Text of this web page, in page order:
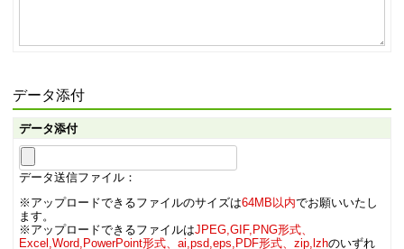
データ添付
データ添付
データ送信ファイル：
※アップロードできるファイルのサイズは64MB以内でお願いいたし
ます。
※アップロードできるファイルはJPEG,GIF,PNG形式、
Excel,Word,PowerPoint形式、ai,psd,eps,PDF形式、zip,lzhのいずれ